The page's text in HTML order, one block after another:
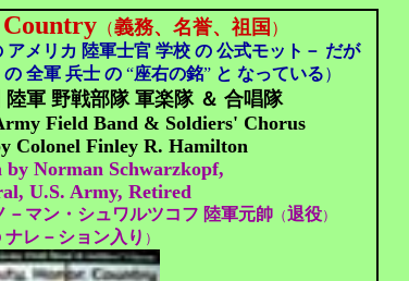
（義務、名誉、祖国 ）
アメリカ 陸軍士官 学校 の 公式モット－ だが
全軍 兵士 の “座右の銘” と なっている）
陸軍 野戦部隊 軍楽隊 ＆ 合唱隊
Field Band & Soldiers' Chorus
Colonel Finley R. Hamilton
Norman Schwarzkopf,
U.S. Army, Retired
－マン・シュワルツコフ 陸軍元帥（退役）
ナレ－ション入り ）